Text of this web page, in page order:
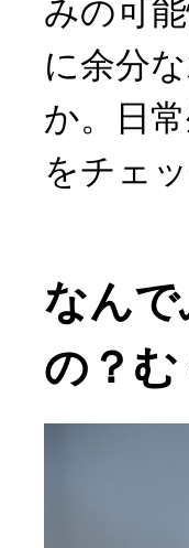
みの可
に余分
か。日
をチェ
なん
の？